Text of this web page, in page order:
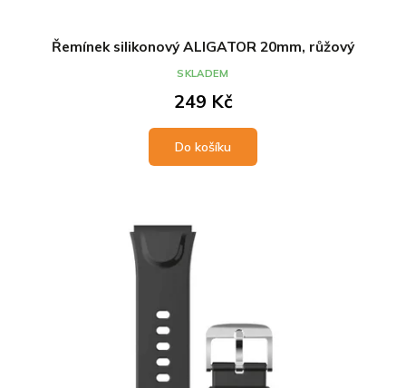
Řemínek silikonový ALIGATOR 20mm, růžový
249 Kč
Do košíku
SKLADEM